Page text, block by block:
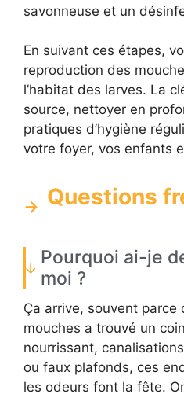
savonneuse et un
En suivant ces étapes,
reproduction des
l’habitat des larves. La
source, nettoyer en
pratiques d’hygiène
votre foyer, vos enfants
Questions
Pourquoi ai-je
moi ?
Ça arrive, souvent parce
mouches a trouvé un
nourrissant,
ou faux plafonds, ces
les odeurs font la fête.